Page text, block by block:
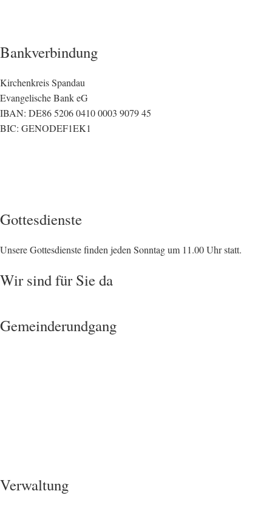
Bankverbindung
Kirchenkreis Spandau
Evangelische Bank eG
IBAN: DE86 5206 0410 0003 9079 45
BIC: GENODEF1EK1
Gottesdienste
Unsere Gottesdienste finden jeden Sonntag um 11.00 Uhr statt.
Wir sind für Sie da
Gemeinderundgang
Verwaltung